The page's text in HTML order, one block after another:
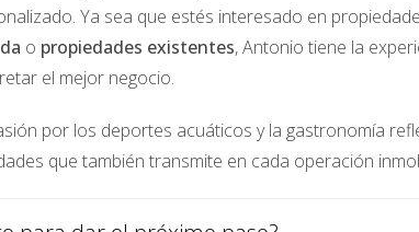
que debes pagar de tu bolsillo antes de que el
seguro más baja.
como el seguro contra inundaciones o
inmobiliaria, es importante considerar
Ya sea que estés interesado en
o propiedades existentes, Antonio tiene la
el mejor negocio.
por los deportes acuáticos y la gastronomía
que también transmite en cada operación